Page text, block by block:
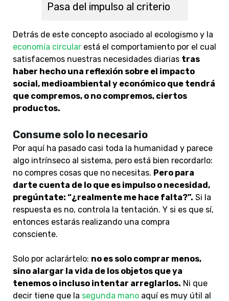
Pasa del impulso al criterio
Detrás de este concepto asociado al ecologismo y la
economía circular está el comportamiento por el cual
satisfacemos nuestras necesidades diarias tras
haber hecho una reflexión sobre el impacto
social, medioambiental y económico que tendrá
que compremos, o no compremos, ciertos
productos.
Consume solo lo necesario
Por aquí ha pasado casi toda la humanidad y parece
algo intrínseco al sistema, pero está bien recordarlo:
no compres cosas que no necesitas. Pero para
darte cuenta de lo que es impulso o necesidad,
pregúntate: “¿realmente me hace falta?”. Si la
respuesta es no, controla la tentación. Y si es que sí,
entonces estarás realizando una compra
consciente.
Solo por aclarártelo: no es solo comprar menos,
sino alargar la vida de los objetos que ya
tenemos o incluso intentar arreglarlos. Ni que
decir tiene que la segunda mano aquí es muy útil al